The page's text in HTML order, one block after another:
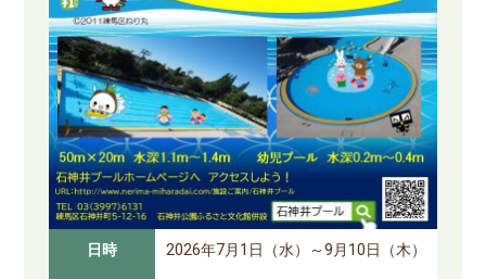
日時
2026年7月1日（水）～9月10日（木）